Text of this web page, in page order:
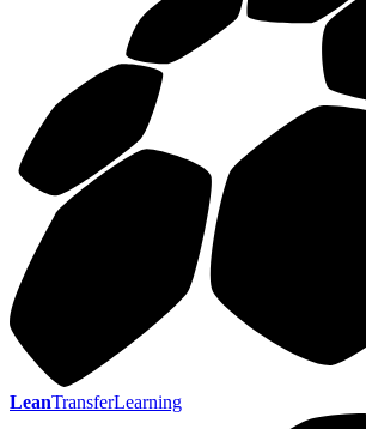
LeanTransferLearning